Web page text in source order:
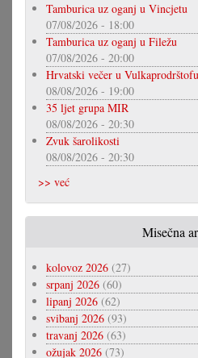
Tamburica uz oganj u Vincjetu
07/08/2026 - 18:00
Tamburica uz oganj u Filežu
07/08/2026 - 20:00
Hrvatski večer u
08/08/2026 - 19:00
35 ljet grupa MIR
08/08/2026 - 20:30
Zvuk šarolikosti
08/08/2026 - 20:30
>> već
Misečna
kolovoz 2026 (27)
srpanj 2026 (60)
lipanj 2026 (62)
svibanj 2026 (93)
travanj 2026 (63)
ožujak 2026 (73)